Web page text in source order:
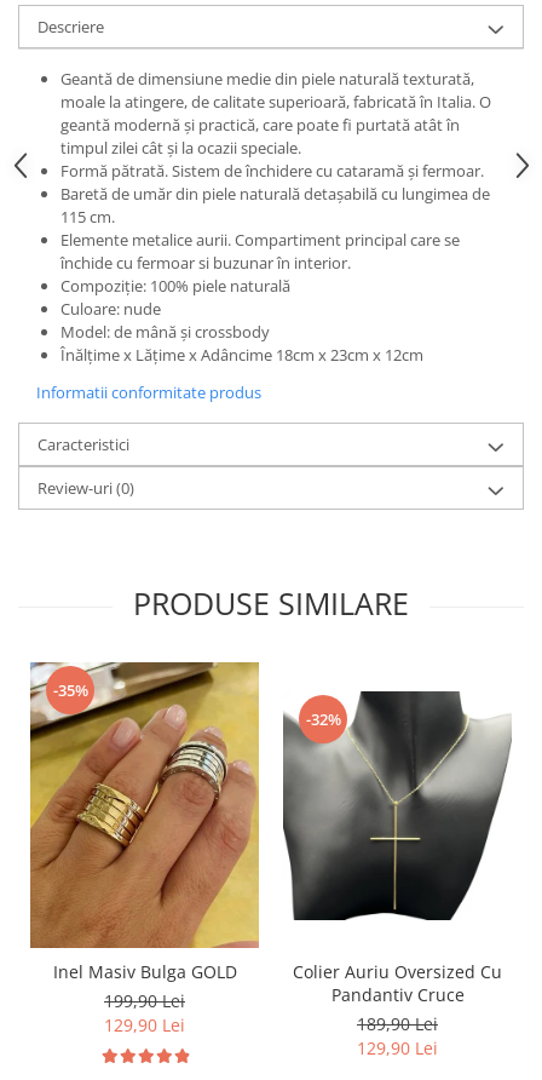
Descriere
Geantă de dimensiune medie din piele naturală texturată,
moale la atingere, de calitate superioară, fabricată în Italia. O
geantă modernă și practică, care poate fi purtată atât în
timpul zilei cât și la ocazii speciale.
Formă pătrată. Sistem de închidere cu cataramă și fermoar.
Baretă de umăr din piele naturală detașabilăcu lungimea de
115 cm.
Elemente metalice aurii. Compartiment principal care se
închide cu fermoar si buzunar în interior.
Compoziție: 100% piele naturală
Culoare: nude
Model: de mână și crossbody
Înălțime x Lățime x Adâncime 18cm x 23cm x 12cm
Informatii conformitate produs
Caracteristici
Review-uri(0)
PRODUSE SIMILARE
-35%
Inel Masiv Bulga GOLD
199,90 Lei
129,90 Lei
-32%
Colier Auriu Oversized Cu
Pandantiv Cruce
189,90 Lei
129,90 Lei